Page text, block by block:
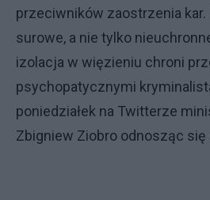
przeciwników zaostrzenia
surowe, a nie tylko
izolacja w więzieniu chroni
psychopatycznymi
poniedziałek na Twitterze
Zbigniew Ziobro odnosząc się